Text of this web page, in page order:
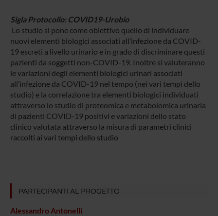
Sigla Protocollo: COVID19-Urobio
Lo studio si pone come obiettivo quello di individuare
nuovi elementi biologici associati all’infezione da COVID-
19 escreti a livello urinario e in grado di discriminare questi
pazienti da soggetti non-COVID-19. Inoltre si valuteranno
le variazioni degli elementi biologici urinari associati
all’infezione da COVID-19 nel tempo (nei vari tempi dello
studio) e la correlazione tra elementi biologici individuati
attraverso lo studio di proteomica e metabolomica urinaria
di pazienti COVID-19 positivi e variazioni dello stato
clinico valutata attraverso la misura di parametri clinici
raccolti ai vari tempi dello studio
PARTECIPANTI AL PROGETTO
Alessandro Antonelli